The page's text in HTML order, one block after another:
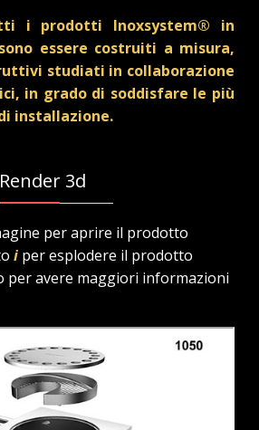
i prodotti Inoxsystem® in
essere costruiti a misura,
studiati in collaborazione
in grado di soddisfare le più
installazione.
Render 3d
per aprire il prodotto
iper esplodere il prodotto
per avere maggiori informazioni